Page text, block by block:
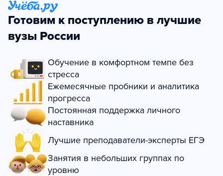
Готовим к поступлению в лучшие
вузы России
Обучение в комфортном темпе без
стресса
Ежемесячные пробники и аналитика
прогресса
Постоянная поддержка личного
наставника
Лучшие преподаватели-эксперты ЕГЭ
Занятия в небольших группах по
уровню